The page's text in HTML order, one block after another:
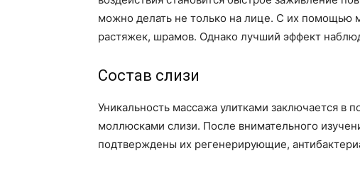
можно делать не только на лице. С их помощью
растяжек, шрамов. Однако лучший эффект
Состав слизи
Уникальность массажа улитками заключается в
моллюсками слизи. После внимательного
подтверждены их регенерирующие,